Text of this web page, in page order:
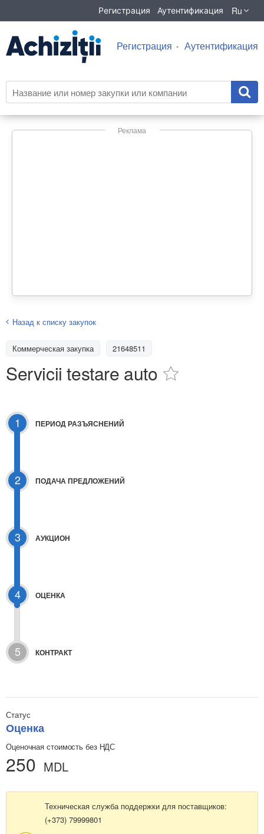
Регистрация Аутентификация Ru
Регистрация Аутентификация
Реклама
Назад к списку закупок
Коммерческая закупка 21648511
Servicii testare auto
1 ПЕРИОД РАЗЪЯСНЕНИЙ
2 ПОДАЧА ПРЕДЛОЖЕНИЙ
3 АУКЦИОН
4 ОЦЕНКА
5 КОНТРАКТ
Статус
Оценка
Оценочная стоимость без НДС
250 MDL
Техническая служба поддержки для поставщиков:
(+373) 79999801